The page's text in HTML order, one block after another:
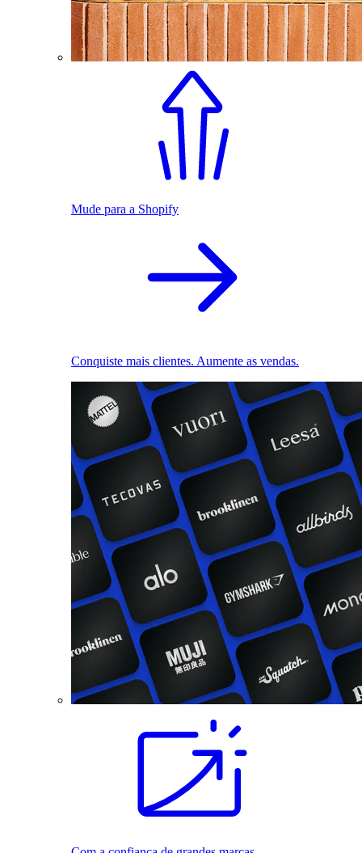
Mude para a Shopify
Conquiste mais clientes. Aumente as vendas.